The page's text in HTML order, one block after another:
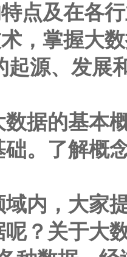
点及在各
，掌握大
起源、发展
据的基本
。了解概
内，大家
？关于大